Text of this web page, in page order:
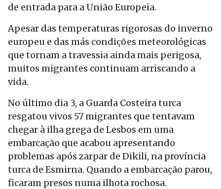
de entrada para a União Europeia.
Apesar das temperaturas rigorosas do inverno
europeu e das más condições meteorológicas
que tornam a travessia ainda mais perigosa,
muitos migrantes continuam arriscando a
vida.
No último dia 3, a Guarda Costeira turca
resgatou vivos 57 migrantes que tentavam
chegar à ilha grega de Lesbos em uma
embarcação que acabou apresentando
problemas após zarpar de Dikili, na província
turca de Esmirna. Quando a embarcação parou,
ficaram presos numa ilhota rochosa.